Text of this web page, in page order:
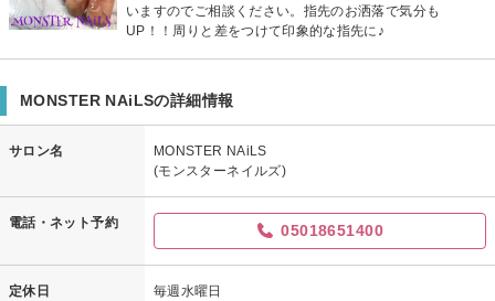
いますのでご相談ください。指先のお洒落で気分も
UP！！周りと差をつけて印象的な指先に♪
MONSTER NAiLSの詳細情報
サロン名
MONSTER NAiLS
(モンスターネイルズ)
電話・ネット予約 05018651400
定休日 毎週水曜日